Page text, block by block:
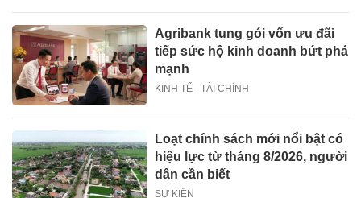
Agribank tung gói vốn ưu đãi
tiếp sức hộ kinh doanh bứt phá
mạnh
KINH TẾ - TÀI CHÍNH
Loạt chính sách mới nổi bật có
hiệu lực từ tháng 8/2026, người
dân cần biết
SỰ KIỆN